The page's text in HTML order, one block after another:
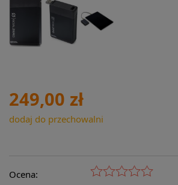
249,00 zł
dodaj do przechowalni
Ocena: